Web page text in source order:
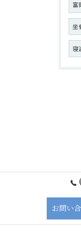
富
坐
寝
お問い